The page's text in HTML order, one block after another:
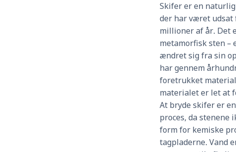
Skifer er en
der har været
millioner af år. Det
metamorfisk sten –
ændret sig fra sin
har gennem
foretrukket
materialet er let at
At bryde skifer er
proces, da stenene
form for kemiske
tagpladerne. Vand